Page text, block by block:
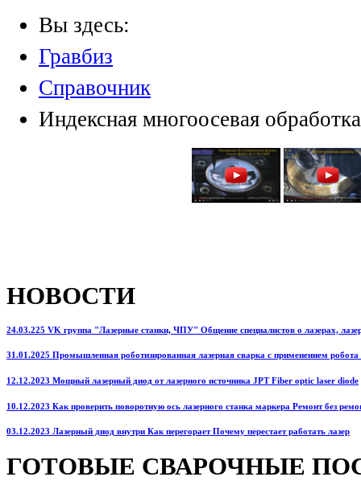
Вы здесь:
Гравбиз
Справочник
Индексная многоосевая
НОВОСТИ
24.03.225 VK группа "Лазерные станки, ЧПУ" Общение специалистов о лазерах,
31.01.2025 Промышленная роботизированная лазерная сварка с применением
12.12.2023 Мощный лазерный диод от лазерного источника JPT Fiber optic laser diode
10.12.2023 Как проверить поворотную ось лазерного станка маркера Ремонт без
03.12.2023 Лазерный диод внутри Как перегорает Почему перестает работать лазер
ГОТОВЫЕ СВАРОЧНЫЕ